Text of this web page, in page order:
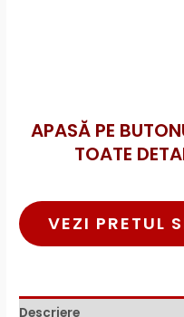
APASĂ PE
TOATE
VEZI PRETUL
Descriere